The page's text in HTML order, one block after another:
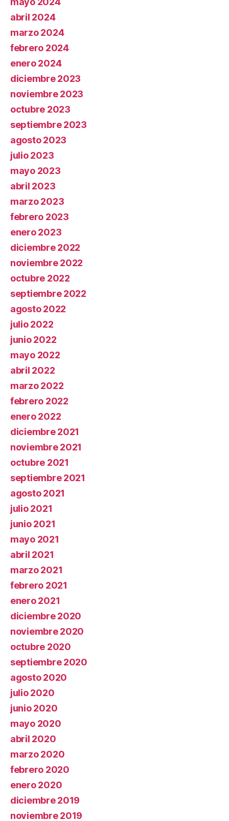
abril 2024
marzo 2024
febrero 2024
enero 2024
diciembre 2023
noviembre 2023
octubre 2023
septiembre 2023
agosto 2023
julio 2023
mayo 2023
abril 2023
marzo 2023
febrero 2023
enero 2023
diciembre 2022
noviembre 2022
octubre 2022
septiembre 2022
agosto 2022
julio 2022
junio 2022
mayo 2022
abril 2022
marzo 2022
febrero 2022
enero 2022
diciembre 2021
noviembre 2021
octubre 2021
septiembre 2021
agosto 2021
julio 2021
junio 2021
mayo 2021
abril 2021
marzo 2021
febrero 2021
enero 2021
diciembre 2020
noviembre 2020
octubre 2020
septiembre 2020
agosto 2020
julio 2020
junio 2020
mayo 2020
abril 2020
marzo 2020
febrero 2020
enero 2020
diciembre 2019
noviembre 2019